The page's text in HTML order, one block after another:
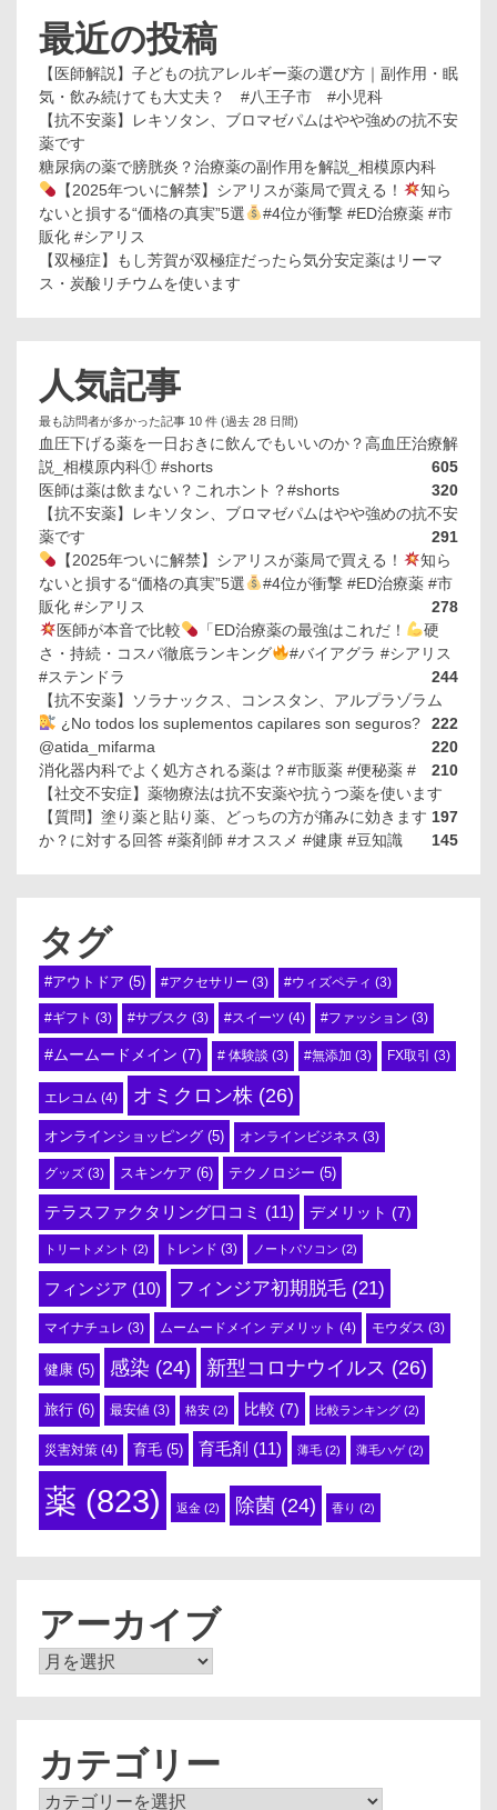
最近の投稿
【医師解説】子どもの抗アレルギー薬の選び方｜副作用・眠
気・飲み続けても大丈夫？ #八王子市 #小児科
【抗不安薬】レキソタン、ブロマゼパムはやや強めの抗不安
薬です
糖尿病の薬で膀胱炎？治療薬の副作用を解説_相模原内科
【2025年ついに解禁】シアリスが薬局で買える！
知ら
ないと損する“価格の真実”5選
#4位が衝撃 #ED治療薬 #市
販化 #シアリス
【双極症】もし芳賀が双極症だったら気分安定薬はリーマ
ス・炭酸リチウムを使います
人気記事
最も訪問者が多かった記事 10 件 (過去 28 日間)
血圧下げる薬を一日おきに飲んでもいいのか？高血圧治療解
説_相模原内科① #shorts
605
医師は薬は飲まない？これホント？#shorts
320
【抗不安薬】レキソタン、ブロマゼパムはやや強めの抗不安
薬です
291
【2025年ついに解禁】シアリスが薬局で買える！
知ら
ないと損する“価格の真実”5選
#4位が衝撃 #ED治療薬 #市
販化 #シアリス
278
医師が本音で比較
「ED治療薬の最強はこれだ！
硬
さ・持続・コスパ徹底ランキング
#バイアグラ #シアリス
#ステンドラ
244
【抗不安薬】ソラナックス、コンスタン、アルプラゾラム
222
¿No todos los suplementos capilares son seguros?
@atida_mifarma
220
消化器内科でよく処方される薬は？#市販薬 #便秘薬 #
210
【社交不安症】薬物療法は抗不安薬や抗うつ薬を使います
197
【質問】塗り薬と貼り薬、どっちの方が痛みに効きます
か？に対する回答 #薬剤師 #オススメ #健康 #豆知識
145
タグ
#アウトドア (5) #アクセサリー (3) #ウィズペティ (3)
#ギフト (3) #サブスク (3) #スイーツ (4) #ファッション (3)
#ムームードメイン (7) # 体験談 (3) #無添加 (3) FX取引 (3)
エレコム (4) オミクロン株 (26)
オンラインショッピング (5) オンラインビジネス (3)
グッズ (3) スキンケア (6) テクノロジー (5)
テラスファクタリング口コミ (11) デメリット (7)
トリートメント (2) トレンド (3) ノートパソコン (2)
フィンジア (10) フィンジア初期脱毛 (21)
マイナチュレ (3) ムームードメイン デメリット (4) モウダス (3)
健康 (5) 感染 (24) 新型コロナウイルス (26)
旅行 (6) 最安値 (3) 格安 (2) 比較 (7) 比較ランキング (2)
災害対策 (4) 育毛 (5) 育毛剤 (11) 薄毛 (2) 薄毛ハゲ(2)
薬 (823) 返金 (2) 除菌 (24) 香り (2)
アーカイブ
ア
カテゴリー
カ